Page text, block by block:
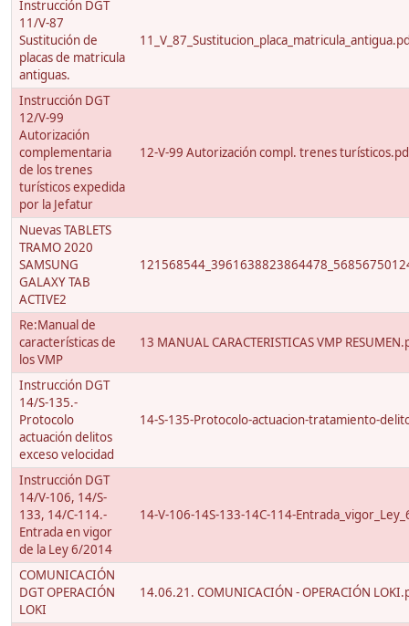
Instrucción DGT
11/V-87
Sustitución de
placas de matricula
antiguas.
Instrucción DGT
12/V-99
Autorización
complementaria
de los trenes
turísticos expedida
por la Jefatur
12-V-99 Autorización compl. trenes
Nuevas TABLETS
TRAMO 2020
SAMSUNG
GALAXY TAB
ACTIVE2
Re:Manual de
características de
los VMP
13 MANUAL CARACTERISTICAS VMP
Instrucción DGT
14/S-135.-
Protocolo
actuación delitos
exceso velocidad
14-S-135-Protocolo-actuacion-tratamiento-
Instrucción DGT
14/V-106, 14/S-
133, 14/C-114.-
Entrada en vigor
de la Ley 6/2014
14-V-106-14S-133-14C-114-
COMUNICACIÓN
DGT OPERACIÓN
LOKI
14.06.21. COMUNICACIÓN - OPERACIÓN